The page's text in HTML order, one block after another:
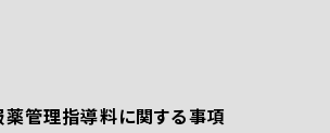
管理指導料に関する事項